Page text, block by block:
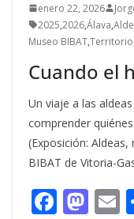
enero 22, 2026
2025,2026,Álava,
Museo BIBAT,Territorio
Cuando el
Un viaje a las
comprender
(Exposición:
BIBAT de Vitoria-
F M E